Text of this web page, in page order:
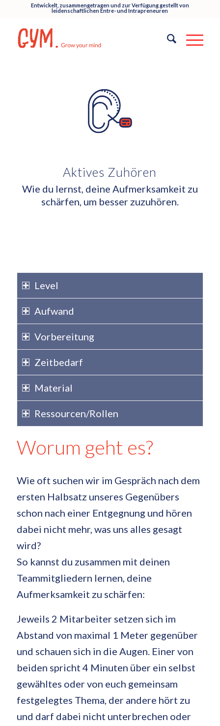
Entwickelt, zusammengetragen und zur Verfügung gestellt von
leidenschaftlichen Entre- und Intrapreneuren
Aktives Zuhören
Wie du lernst, deine Aufmerksamkeit zu
schärfen, um besser zuzuhören.
Level
Aufwand
Vorbereitung
Zeitbedarf
Material
Ressourcen/Rollen
Worum geht es?
Wie oft suchen wir im Gespräch nach dem
ersten Halbsatz unseres Gegenübers
schon nach einer Entgegnung und hören
dabei nicht mehr, was uns alles gesagt
wird?
So kannst du zusammen mit deinen
Teammitgliedern lernen, deine
Aufmerksamkeit zu schärfen:
Jeweils 2 Mitarbeiter setzen sich im
Abstand von maximal 1 Meter gegenüber
und schauen sich in die Augen. Einer von
beiden spricht 4 Minuten über ein selbst
gewähltes oder von euch gemeinsam
festgelegtes Thema, der andere hört zu
und darf dabei nicht unterbrechen oder